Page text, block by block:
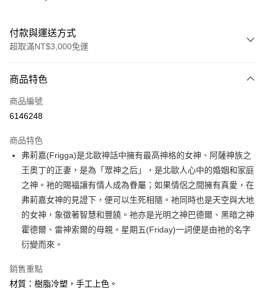
付款與運送方式
超取滿NT$3,000免運
信用卡一次付款
超商取貨付款
Apple Pay
街口支付
悠遊付
ATM付款
運送方式
全家取貨付款
每筆NT$80，滿NT$3,000(含以上)免運費
商品特色
商品編號
6146248
商品特色
弗莉嘉(Frigga)是北歐神話中擁有最高神格的女神、阿薩神族之
王奧丁的正妻，是為「眾神之后」，是北歐人心中的婚姻和家庭
之神。祂的賜福讓有情人成為眷屬；如果情侶之間擁有真愛，在
弗莉嘉女神的見證下，便可以生死相隨。祂同時也是天空與大地
的女神，象徵著智慧和豐饒。祂亦是光明之神巴德爾、黑暗之神
霍德爾、雷神索爾的母親。星期五(Friday)一詞便是由祂的名字
衍變而來。
銷售重點
材質：樹脂冷塑，手工上色。